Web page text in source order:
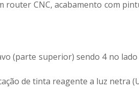
CNC, acabamento com
(parte superior) sendo 4 no
de tinta reagente a luz netra